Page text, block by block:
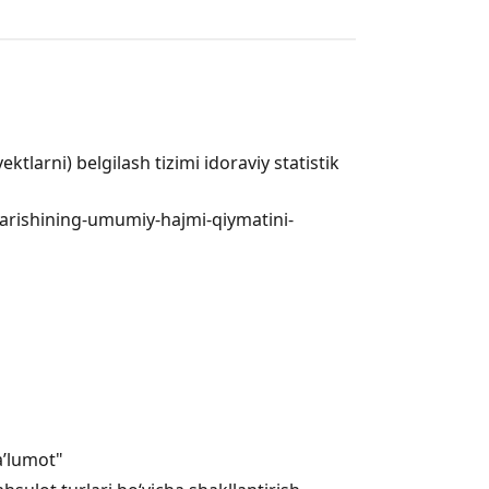
belgilash tizimi idoraviy statistik
umumiy-hajmi-qiymatini-